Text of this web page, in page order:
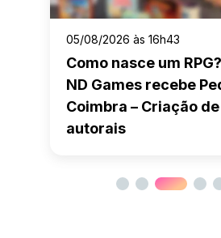
05/08/2026 às 16h43
Como nasce um
ND Games recebe
Coimbra – Criação
autorais